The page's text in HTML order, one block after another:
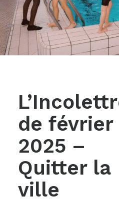
de février
2025 –
Quitter la
ville